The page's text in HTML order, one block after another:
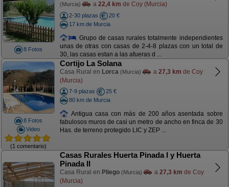
8 Fotos
(Murcia) a 22,4 km de Coy (Murcia)
2-30 plazas
20 €
17 km de Murcia
Grupo de casas rurales totalmente independientes
unas de otras con casas de 2-4-8 plazas con un total de
30, las casas estan a las afueras d ...
8 Fotos
Video
(1 comentario)
Cortijo La Solana
Casa Rural en Lorca (Murcia) a 27,3 km de Coy
(Murcia)
7-9 plazas
25 €
80 km de Murcia
Antigua casa con más de 200 años asentada sobre
fabulosos muros de casi un metro de ancho en finca de 30
Has. de terreno protegido LIC y ZEP ...
Casas Rurales Huerta Pinada I y Huerta
Pinada II
Casa Rural en Pliego (Murcia) a 27,3 km de Coy
(Murcia)